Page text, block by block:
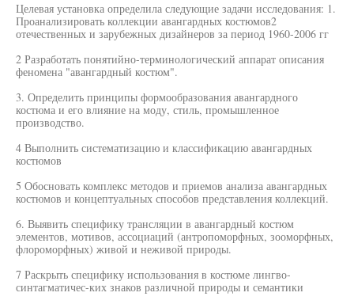
Целевая установка определила следующие задачи исследования: 1.
Проанализировать коллекции авангардных костюмов2
отечественных и зарубежных дизайнеров за период 1960-2006 гг
2 Разработать понятийно-терминологический аппарат описания
феномена "авангардный костюм".
3. Определить принципы формообразования авангардного
костюма и его влияние на моду, стиль, промышленное
производство.
4 Выполнить систематизацию и классификацию авангардных
костюмов
5 Обосновать комплекс методов и приемов анализа авангардных
костюмов и концептуальных способов представления коллекций.
6. Выявить специфику трансляции в авангардный костюм
элементов, мотивов, ассоциаций (антропоморфных, зооморфных,
флороморфных) живой и неживой природы.
7 Раскрыть специфику использования в костюме лингво-
синтагматичес-ких знаков различной природы и семантики